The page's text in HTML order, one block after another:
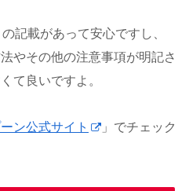
記載があって安心ですし、
やその他の注意事項が明記さ
て良いですよ。
ン公式サイト
」でチェック